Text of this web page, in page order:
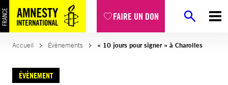
FAIRE UN DON
Accueil Évènements « 10 jours pour signer » à Charolles
ÉVÈNEMENT